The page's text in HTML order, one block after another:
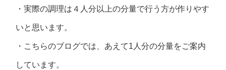
・実際の調理は４人分以上の分量で行う方が作りやす
いと思います。
・こちらのブログでは、あえて1人分の分量をご案内
しています。